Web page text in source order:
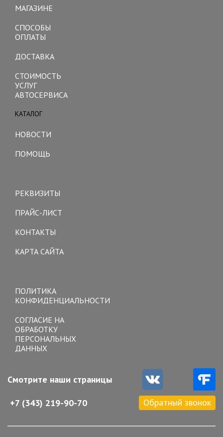
МАГАЗИНЕ
СПОСОБЫ
ОПЛАТЫ
ДОСТАВКА
СТОИМОСТЬ
УСЛУГ
АВТОСЕРВИСА
КАТАЛОГ
НОВОСТИ
ПОМОЩЬ
РЕКВИЗИТЫ
ПРАЙС-ЛИСТ
КОНТАКТЫ
КАРТА САЙТА
ПОЛИТИКА
КОНФИДЕНЦИАЛЬНОСТИ
СОГЛАСИЕ НА
ОБРАБОТКУ
ПЕРСОНАЛЬНЫХ
ДАННЫХ
Смотрите наши страницы
+7 (343) 219-90-70 Обратный звонок